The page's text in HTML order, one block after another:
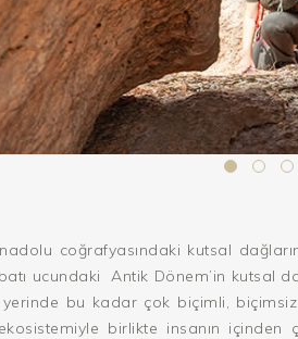
Anadolu coğrafyasındaki kutsal
ucundaki Antik Dönem’in kutsal
bu kadar çok biçimli, biçimsiz
birlikte insanın